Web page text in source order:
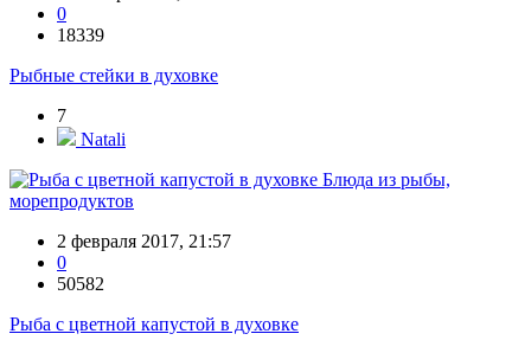
0
18339
Рыбные стейки в духовке
7
Natali
Блюда из рыбы,
морепродуктов
2 февраля 2017, 21:57
0
50582
Рыба с цветной капустой в духовке